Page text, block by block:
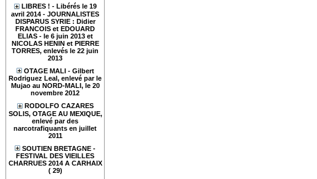
LIBRES ! - Libérés le 19
avril 2014 - JOURNALISTES
DISPARUS SYRIE : Didier
FRANCOIS et EDOUARD
ELIAS - le 6 juin 2013 et
NICOLAS HENIN et PIERRE
TORRES, enlevés le 22 juin
2013
OTAGE MALI - Gilbert
Rodriguez Leal, enlevé par le
Mujao au NORD-MALI, le 20
novembre 2012
RODOLFO CAZARES
SOLIS, OTAGE AU MEXIQUE,
enlevé par des
narcotrafiquants en juillet
2011
SOUTIEN BRETAGNE -
FESTIVAL DES VIEILLES
CHARRUES 2014 A CARHAIX
( 29)